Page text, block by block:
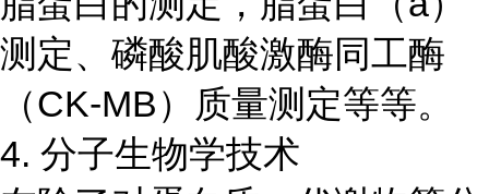
测定、磷酸肌酸激酶同工酶
（CK-MB）质量测定等等。
4. 分子生物学技术